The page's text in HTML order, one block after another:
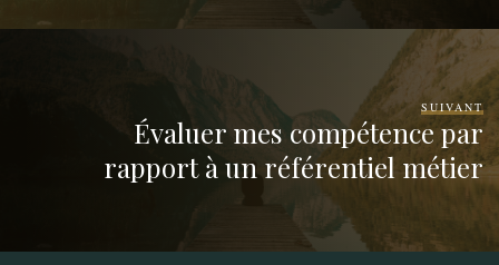
SUIVANT
Évaluer mes compétence par
rapport à un référentiel métier